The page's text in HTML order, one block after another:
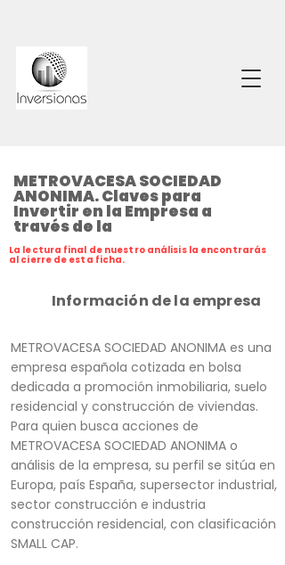
METROVACESA SOCIEDAD
ANONIMA. Claves para
Invertir en la Empresa a
través de la
La lectura final de nuestro análisis la encontrarás
al cierre de esta ficha.
Información de la empresa
METROVACESA SOCIEDAD ANONIMA es una
empresa española cotizada en bolsa
dedicada a promoción inmobiliaria, suelo
residencial y construcción de viviendas.
Para quien busca acciones de
METROVACESA SOCIEDAD ANONIMA o
análisis de la empresa, su perfil se sitúa en
Europa, país España, supersector industrial,
sector construcción e industria
construcción residencial, con clasificación
SMALL CAP.